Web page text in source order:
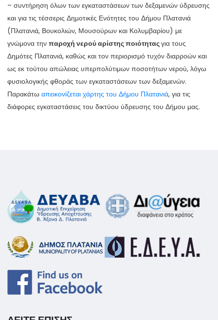
– συντήρηση όλων των εγκαταστάσεων των δεξαμενών ύδρευσης
και για τις τέσσερις Δημοτικές Ενότητες του Δήμου Πλατανιά
(Πλατανιά, Βουκολιών, Μουσούρων και Κολυμβαρίου) με
γνώμονα την παροχή νερού αρίστης ποιότηταςγια τους
Δημότες Πλατανιά, καθώς και τον περιορισμό τυχόν διαρροών και
ως εκ τούτου απώλειας υπερπολύτιμων ποσοτήτων νερού, λόγω
φυσιολογικής φθοράς των εγκαταστάσεων των δεξαμενών.
Παρακάτω απεικονίζεται χάρτης του Δήμου Πλατανιά, για τις
διάφορες εγκαταστάσεις του δικτύου ύδρευσης του Δήμου μας.